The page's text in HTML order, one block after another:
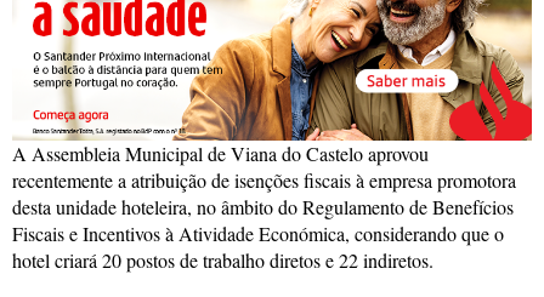
A Assembleia Municipal de Viana do Castelo aprovou
recentemente a atribuição de isenções fiscais à empresa promotora
desta unidade hoteleira, no âmbito do Regulamento de Benefícios
Fiscais e Incentivos à Atividade Económica, considerando que o
hotel criará 20 postos de trabalho diretos e 22 indiretos.